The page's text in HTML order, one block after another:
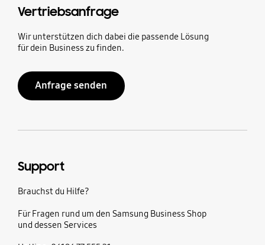
Vertriebsanfrage
Wir unterstützen dich dabei die passende Lösung
für dein Business zu finden.
Anfrage senden
Support
Brauchst du Hilfe?
Für Fragen rund um den Samsung Business Shop
und dessen Services